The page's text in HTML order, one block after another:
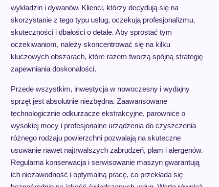
wykładzin i dywanów. Klienci, którzy decydują się na
skorzystanie z tego typu usług, oczekują profesjonalizmu,
skuteczności i dbałości o detale. Aby sprostać tym
oczekiwaniom, należy skoncentrować się na kilku
kluczowych obszarach, które razem tworzą spójną strategię
zapewniania doskonałości.
Przede wszystkim, inwestycja w nowoczesny i wydajny
sprzęt jest absolutnie niezbędna. Zaawansowane
technologicznie odkurzacze ekstrakcyjne, parownice o
wysokiej mocy i profesjonalne urządzenia do czyszczenia
różnego rodzaju powierzchni pozwalają na skuteczne
usuwanie nawet najtrwalszych zabrudzeń, plam i alergenów.
Regularna konserwacja i serwisowanie maszyn gwarantują
ich niezawodność i optymalną pracę, co przekłada się